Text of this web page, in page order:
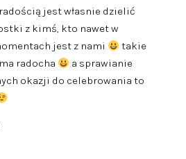
jest własnie dzielić
z kimś, kto nawet w
jest z nami
takie
radocha
a sprawianie
okazji do celebrowania to